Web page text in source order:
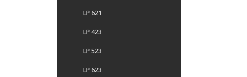
LP 621
LP 423
LP 523
LP 623